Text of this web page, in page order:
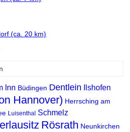
(ca. 20 km)
Inn Büdingen Dentlein Ilshofen
Hannover) Herrsching am
Luisenthal Schmelz
Rösrath Neunkirchen